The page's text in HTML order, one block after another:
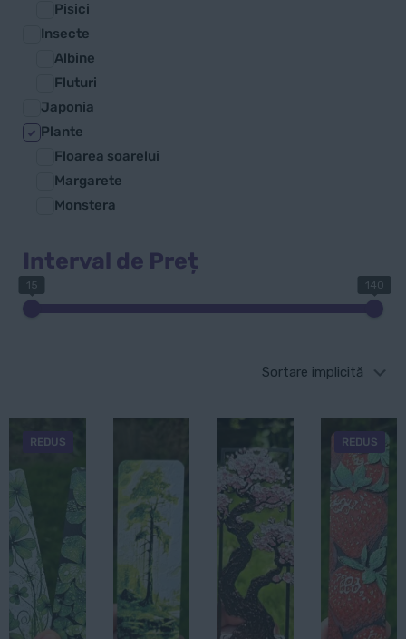
Pisici
Insecte
Albine
Fluturi
Japonia
Plante
Floarea soarelui
Margarete
Monstera
Interval de Preț
15 140
REDUS REDUS